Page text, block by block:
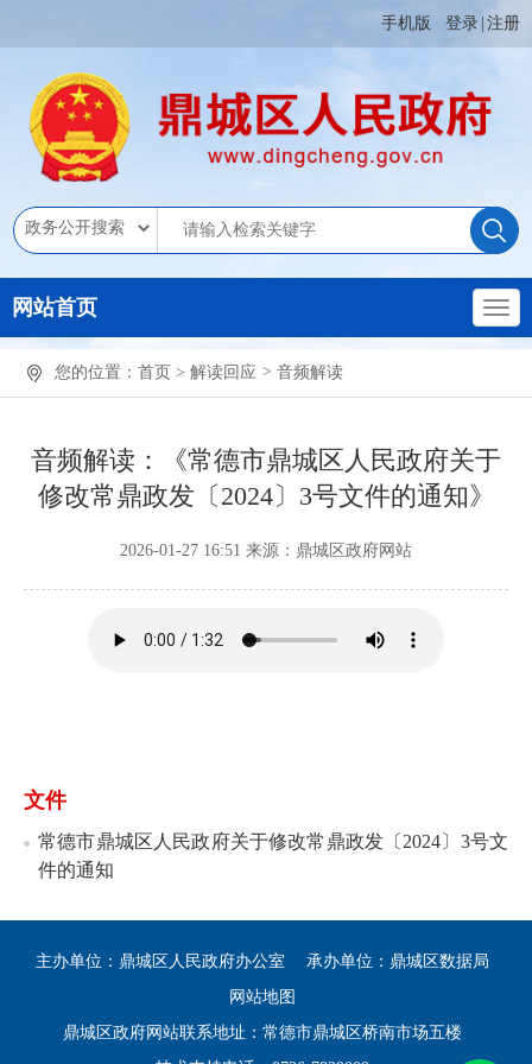
手机版 登录 注册
网站首页
您的位置： 首页 > 解读回应 > 音频解读
音频解读：《常德市鼎城区人民政府关于
修改常鼎政发〔2024〕3号文件的通知》
2026-01-27 16:51 来源：鼎城区政府网站
文件
常德市鼎城区人民政府关于修改常鼎政发〔2024〕3号文
件的通知
主办单位：鼎城区人民政府办公室
承办单位：鼎城区数据局
网站地图
鼎城区政府网站联系地址：常德市鼎城区桥南市场五楼